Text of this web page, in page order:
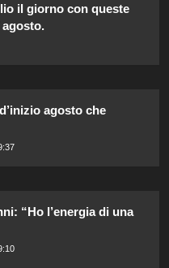
il giorno con queste
agosto che
“Ho l’energia di una